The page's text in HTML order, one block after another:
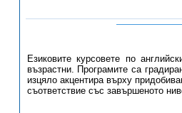
Езиковите курсовете по
възрастни. Програмите са
изцяло акцентира върху
съответствие със завършеното